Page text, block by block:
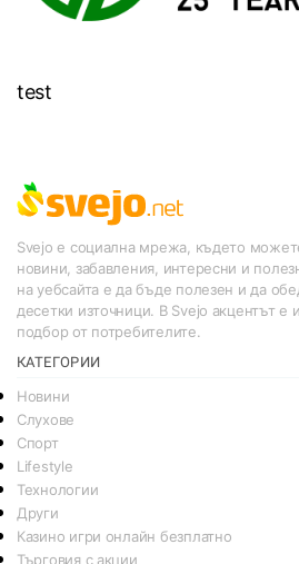
test
Svejo е социална мрежа, където
новини, забавления, интересни и
на уебсайта е да бъде полезен и да
десетки източници. В Svejo акцентът е
подбор от потребителите.
КАТЕГОРИИ
Новини
Слухове
Спорт
Lifestyle
Технологии
Други
Казино игри онлайн безплатно
Търговия с акции